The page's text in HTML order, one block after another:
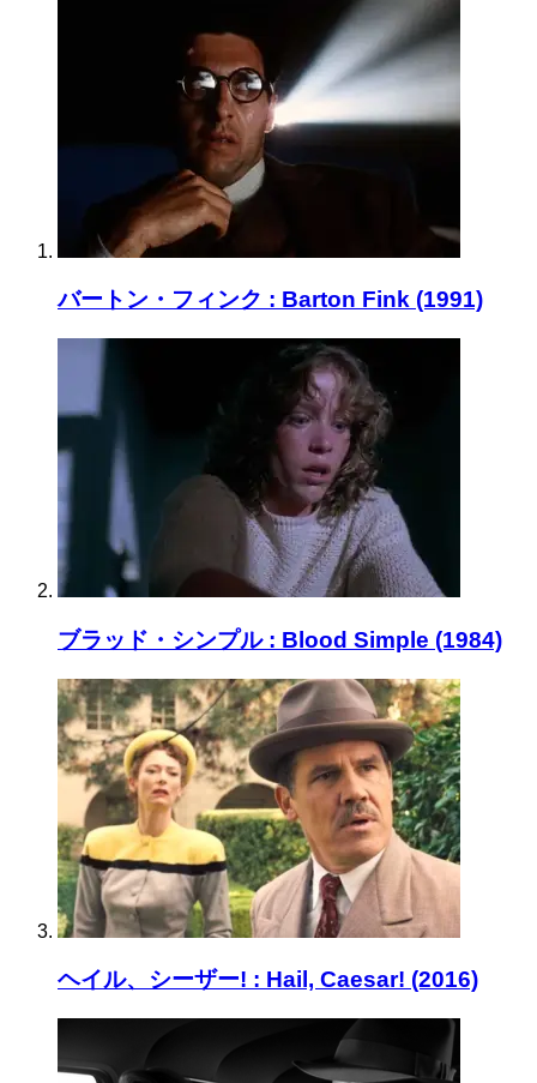
バートン・フィンク : Barton Fink (1991)
ブラッド・シンプル : Blood Simple (1984)
ヘイル、シーザー! : Hail, Caesar! (2016)